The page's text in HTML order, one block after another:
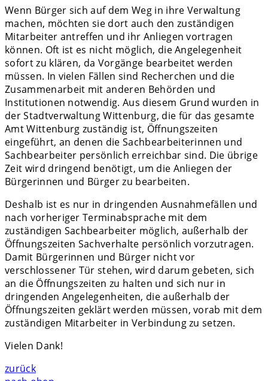
Wenn Bürger sich auf dem Weg in ihre Verwaltung
machen, möchten sie dort auch den zuständigen
Mitarbeiter antreffen und ihr Anliegen vortragen
können. Oft ist es nicht möglich, die Angelegenheit
sofort zu klären, da Vorgänge bearbeitet werden
müssen. In vielen Fällen sind Recherchen und die
Zusammenarbeit mit anderen Behörden und
Institutionen notwendig. Aus diesem Grund wurden in
der Stadtverwaltung Wittenburg, die für das gesamte
Amt Wittenburg zuständig ist, Öffnungszeiten
eingeführt, an denen die Sachbearbeiterinnen und
Sachbearbeiter persönlich erreichbar sind. Die übrige
Zeit wird dringend benötigt, um die Anliegen der
Bürgerinnen und Bürger zu bearbeiten.
Deshalb ist es nur in dringenden Ausnahmefällen und
nach vorheriger Terminabsprache mit dem
zuständigen Sachbearbeiter möglich, außerhalb der
Öffnungszeiten Sachverhalte persönlich vorzutragen.
Damit Bürgerinnen und Bürger nicht vor
verschlossener Tür stehen, wird darum gebeten, sich
an die Öffnungszeiten zu halten und sich nur in
dringenden Angelegenheiten, die außerhalb der
Öffnungszeiten geklärt werden müssen, vorab mit dem
zuständigen Mitarbeiter in Verbindung zu setzen.
Vielen Dank!
zurück